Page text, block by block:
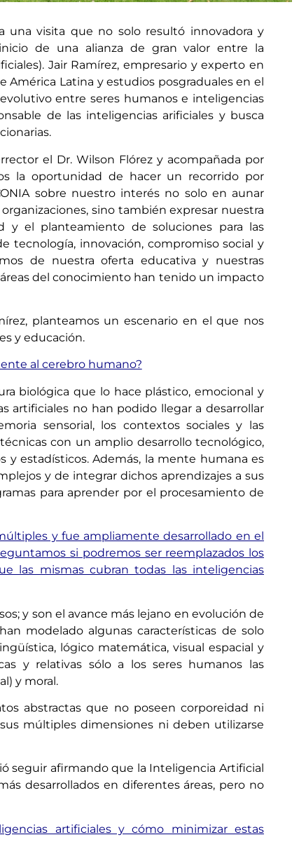
una visita que no solo resultó innovadora y
de una alianza de gran valor entre la
Jair Ramírez, empresario y experto en
Latina y estudios posgraduales en el
entre seres humanos e inteligencias
de las inteligencias arificiales y busca
el Dr. Wilson Flórez y acompañada por
la oportunidad de hacer un recorrido por
sobre nuestro interés no solo en aunar
sino también expresar nuestra
y el planteamiento de soluciones para las
tecnología, innovación, compromiso social y
de nuestra oferta educativa y nuestras
del conocimiento han tenido un impacto
planteamos un escenario en el que nos
y educación.
al cerebro humano?
biológica que lo hace plástico, emocional y
artificiales no han podido llegar a desarrollar
sensorial, los contextos sociales y las
con un amplio desarrollo tecnológico,
y estadísticos. Además, la mente humana es
y de integrar dichos aprendizajes a sus
para aprender por el procesamiento de
y fue ampliamente desarrollado en el
si podremos ser reemplazados los
las mismas cubran todas las inteligencias
y son el avance más lejano en evolución de
modelado algunas características de solo
lógico matemática, visual espacial y
y relativas sólo a los seres humanos las
y moral.
abstractas que no poseen corporeidad ni
múltiples dimensiones ni deben utilizarse
seguir afirmando que la Inteligencia Artificial
desarrollados en diferentes áreas, pero no
artificiales y cómo minimizar estas